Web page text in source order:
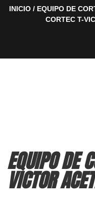
INICIO / EQUIPO DE
CORTEC T-
EQUIPO DE
VICTOR